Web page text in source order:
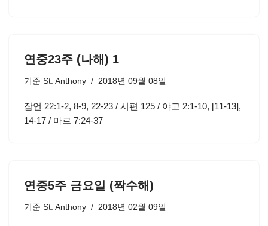
연중23주 (나해) 1
기준 St. Anthony 2018년 09월 08일
잠언 22:1-2, 8-9, 22-23 / 시편 125 / 야고 2:1-10, [11-13],
14-17 / 마르 7:24-37
연중5주 금요일 (짝수해)
기준 St. Anthony 2018년 02월 09일